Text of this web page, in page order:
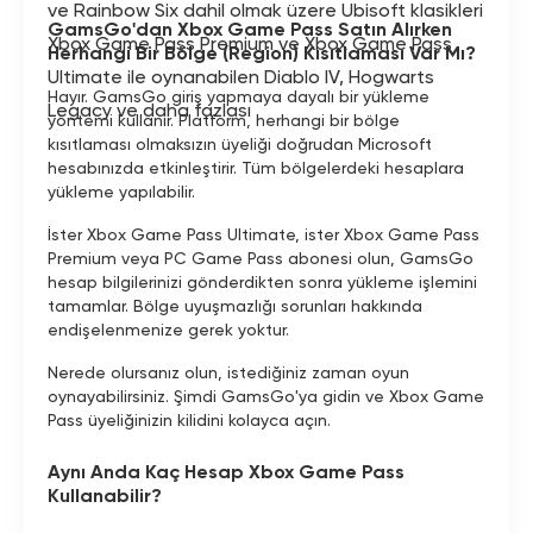
ve Rainbow Six dahil olmak üzere Ubisoft klasikleri
Xbox Game Pass Premium ve Xbox Game Pass
Ultimate ile oynanabilen Diablo IV, Hogwarts
Legacy ve daha fazlası
GamsGo'dan Xbox Game Pass Satın Alırken
Herhangi Bir Bölge (Region) Kısıtlaması Var Mı?
Hayır. GamsGo giriş yapmaya dayalı bir yükleme
yöntemi kullanır. Platform, herhangi bir bölge
kısıtlaması olmaksızın üyeliği doğrudan Microsoft
hesabınızda etkinleştirir. Tüm bölgelerdeki hesaplara
yükleme yapılabilir.
İster Xbox Game Pass Ultimate, ister Xbox Game Pass
Premium veya PC Game Pass abonesi olun, GamsGo
hesap bilgilerinizi gönderdikten sonra yükleme işlemini
tamamlar. Bölge uyuşmazlığı sorunları hakkında
endişelenmenize gerek yoktur.
Nerede olursanız olun, istediğiniz zaman oyun
oynayabilirsiniz. Şimdi GamsGo'ya gidin ve Xbox Game
Pass üyeliğinizin kilidini kolayca açın.
Aynı Anda Kaç Hesap Xbox Game Pass
Kullanabilir?